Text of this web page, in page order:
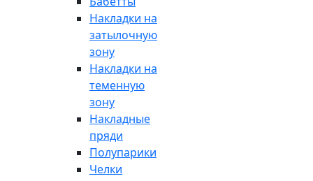
Накладки на
затылочную
зону
Накладки на
теменную
зону
Накладные
пряди
Полупарики
Челки